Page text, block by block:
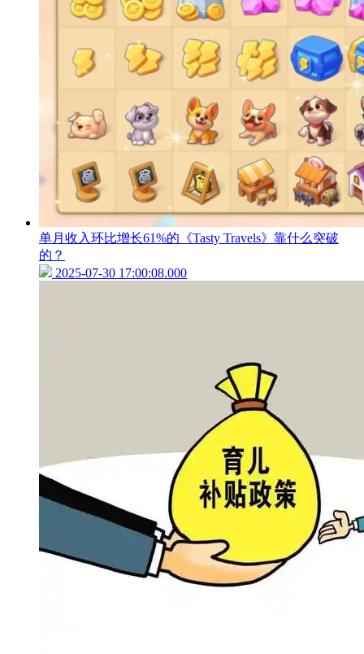
单月收入环比增长61%的《Tasty Travels》靠什么突破
的？
2025-07-30 17:00:08.000